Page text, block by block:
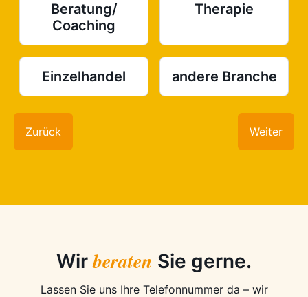
Beratung/
Coaching
Therapie
Einzelhandel andere Branche
Zurück Weiter
Wirberaten Sie gerne.
Lassen Sie uns Ihre Telefonnummer da – wir